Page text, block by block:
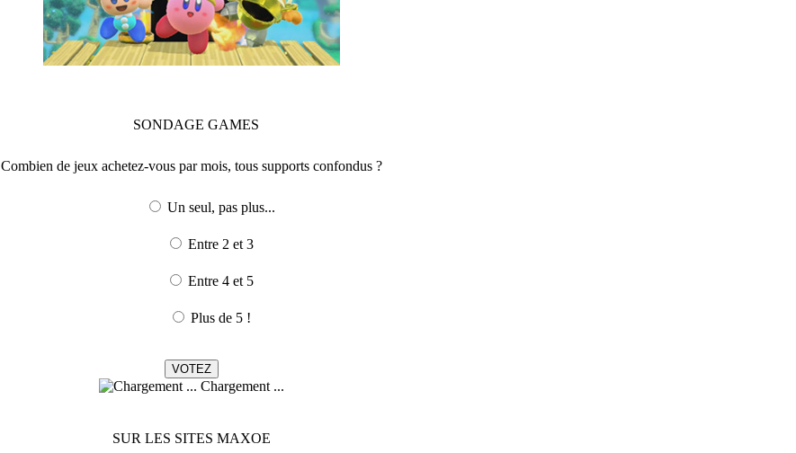
SONDAGE GAMES
Combien de jeux achetez-vous par mois, tous supports confondus ?
Un seul, pas plus...
Entre 2 et 3
Entre 4 et 5
Plus de 5 !
Chargement ...
SUR LES SITES MAXOE